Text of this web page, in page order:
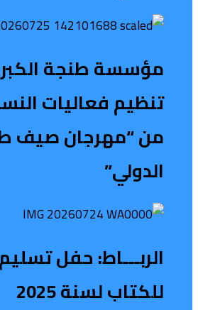
مؤسسة طنجة
تنظيم فعاليات
من “مهرجان صيف
الدولي”
الربـــاط: حفل
للكتاب لسنة 2025